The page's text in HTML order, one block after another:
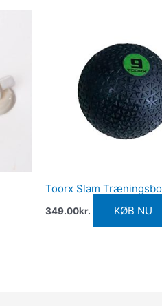
Toorx Slam
349.00kr. KØB NU